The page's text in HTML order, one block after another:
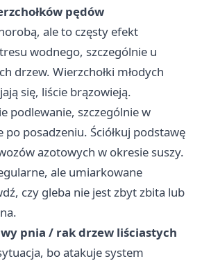
pędów
ale to częsty efekt
wodnego, szczególnie u
drzew. Wierzchołki młodych
się, liście brązowieją.
podlewanie, szczególnie w
posadzeniu. Ściółkuj podstawę
azotowych w okresie suszy.
ale umiarkowane
czy gleba nie jest zbyt zbita lub
pnia / rak drzew liściastych
bo atakuje system